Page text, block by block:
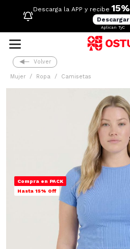
Descarga la APP y recibe 15%
Descargar
Aplican TyC
Volver
Mujer Ropa Camisetas
Compra en PACK
Hasta 15% Off